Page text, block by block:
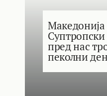
пред нас
пеколни